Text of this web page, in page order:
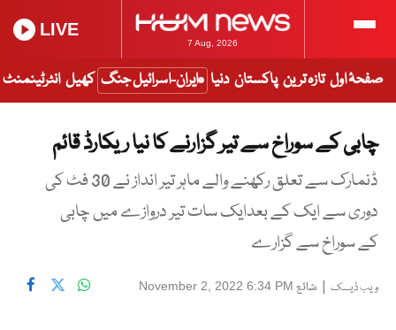
7 Aug, 2026
LIVE
صفحۂ اول تازہ ترین پاکستان دنیا ایران-اسرائیل جنگ کھیل انٹرٹینمنٹ
چابی کے سوراخ سے تیر گزارنے کا نیا ریکارڈ قائم
ڈنمارک سے تعلق رکھنے والے ماہر تیر انداز نے 30 فٹ کی
دوری سے ایک کے بعدایک سات تیر دروازے میں چابی
کے سوراخ سے گزارے
ویب ڈیسک | شائع November 2, 2022 6:34 PM